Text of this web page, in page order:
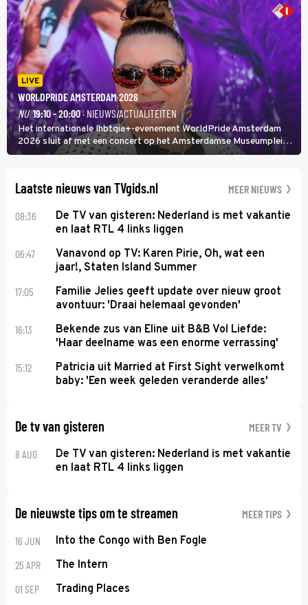
Huijbregts.
LIVE
WORLDPRIDE AMSTERDAM 2026
NU 19:10 - 20:00· NIEUWS/ACTUALITEITEN
Het internationale lhbtqia+-evenement WorldPride Amsterdam
2026 sluit af met een concert op het Amsterdamse Museumplein.
Anita Doth is een van de optredende artiesten. In de jaren 90
Laatste nieuws van TVgids.nl MEER NIEUWS
08:36
De TV van gisteren: Nederland is met vakantie
en laat RTL 4 links liggen
06:47
Vanavond op TV: Karen Pirie, Oh, wat een
jaar!, Staten Island Summer
17:05
Familie Jelies geeft update over nieuw groot
avontuur: 'Draai helemaal gevonden'
16:13
Bekende zus van Eline uit B&B Vol Liefde:
'Haar deelname was een enorme verrassing'
15:12
Patricia uit Married at First Sight verwelkomt
baby: 'Een week geleden veranderde alles'
De tv van gisteren MEER TV
8 AUG
De TV van gisteren: Nederland is met vakantie
en laat RTL 4 links liggen
De nieuwste tips om te streamen MEER TIPS
16 JUN Into the Congo with Ben Fogle
25 APR The Intern
01 SEP Trading Places